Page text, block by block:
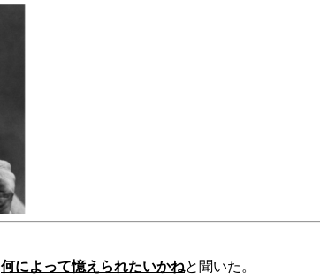
何によって憶えられたいかねと聞いた 。